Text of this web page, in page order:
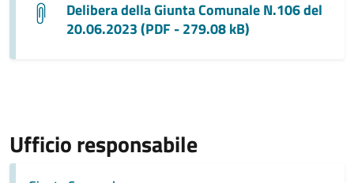
Delibera della Giunta Comunale N.106 del
20.06.2023 (PDF - 279.08 kB)
Ufficio responsabile